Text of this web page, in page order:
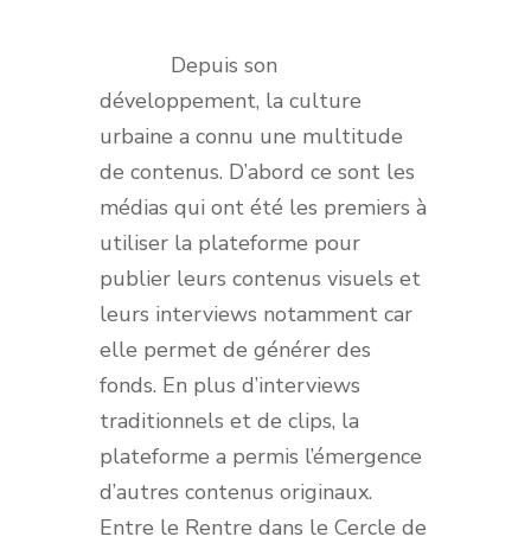
Depuis son
développement, la culture
urbaine a connu une multitude
de contenus. D’abord ce sont les
médias qui ont été les premiers à
utiliser la plateforme pour
publier leurs contenus visuels et
leurs interviews notamment car
elle permet de générer des
fonds. En plus d’interviews
traditionnels et de clips, la
plateforme a permis l’émergence
d’autres contenus originaux.
Entre le Rentre dans le Cercle de